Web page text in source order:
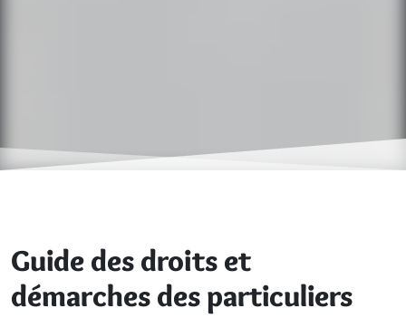
Guide des droits et
démarches des particuliers